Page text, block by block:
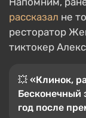
рассказал не
ресторатор
тиктокер
💥 «Клинок,
Бесконечный
год после